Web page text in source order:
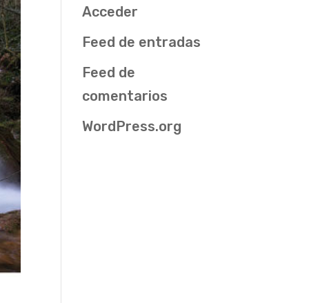
Acceder
Feed de entradas
Feed de
comentarios
WordPress.org